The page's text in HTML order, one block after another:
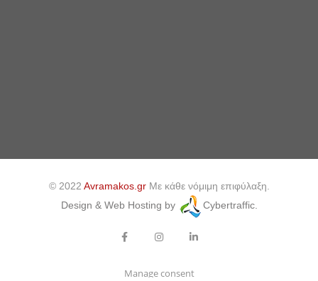
© 2022 Avramakos.grΜε κάθε νόμιμη επιφύλαξη.
Design & Web Hosting by
Cybertraffic.
Manage consent